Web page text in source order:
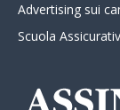
Advertising sui
Scuola